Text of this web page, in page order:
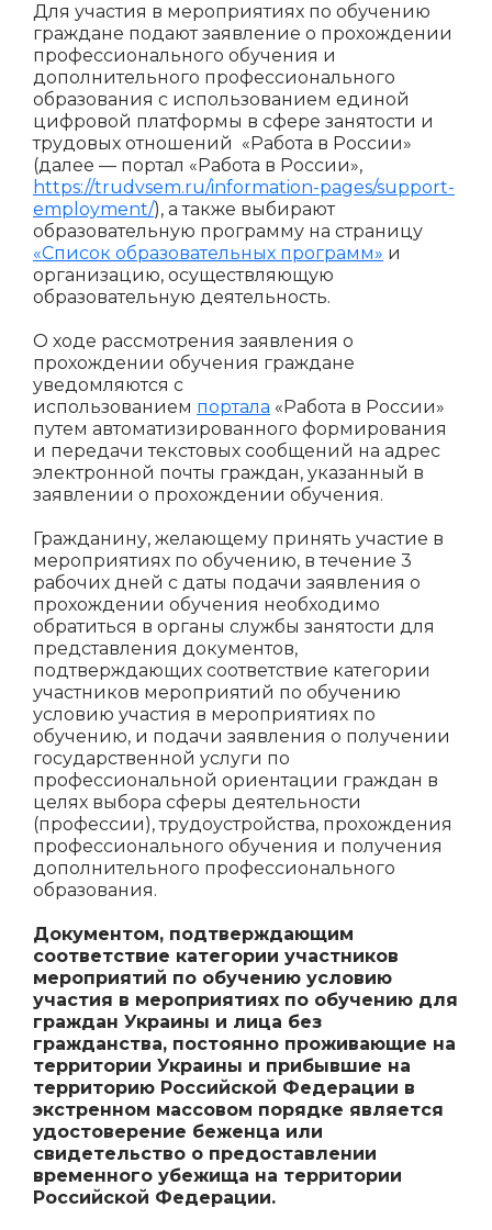
Для участия в мероприятиях по обучению
граждане подают заявление о прохождении
профессионального обучения и
дополнительного профессионального
образования с использованием единой
цифровой платформы в сфере занятости и
трудовых отношений «Работа в России»
(далее — портал «Работа в России»,
https://trudvsem.ru/information-pages/support-
employment/), а также выбирают
образовательную программу на страницу
«Список образовательных программ» и
организацию, осуществляющую
образовательную деятельность.
О ходе рассмотрения заявления о
прохождении обучения граждане
уведомляются с
использованием портала «Работа в России»
путем автоматизированного формирования
и передачи текстовых сообщений на адрес
электронной почты граждан, указанный в
заявлении о прохождении обучения.
Гражданину, желающему принять участие в
мероприятиях по обучению, в течение 3
рабочих дней с даты подачи заявления о
прохождении обучения необходимо
обратиться в органы службы занятости для
представления документов,
подтверждающих соответствие категории
участников мероприятий по обучению
условию участия в мероприятиях по
обучению, и подачи заявления о получении
государственной услуги по
профессиональной ориентации граждан в
целях выбора сферы деятельности
(профессии), трудоустройства, прохождения
профессионального обучения и получения
дополнительного профессионального
образования.
Документом, подтверждающим
соответствие категории участников
мероприятий по обучению условию
участия в мероприятиях по обучению для
граждан Украины и лица без
гражданства, постоянно проживающие на
территории Украины и прибывшие на
территорию Российской Федерации в
экстренном массовом порядке является
удостоверение беженца или
свидетельство о предоставлении
временного убежища на территории
Российской Федерации.